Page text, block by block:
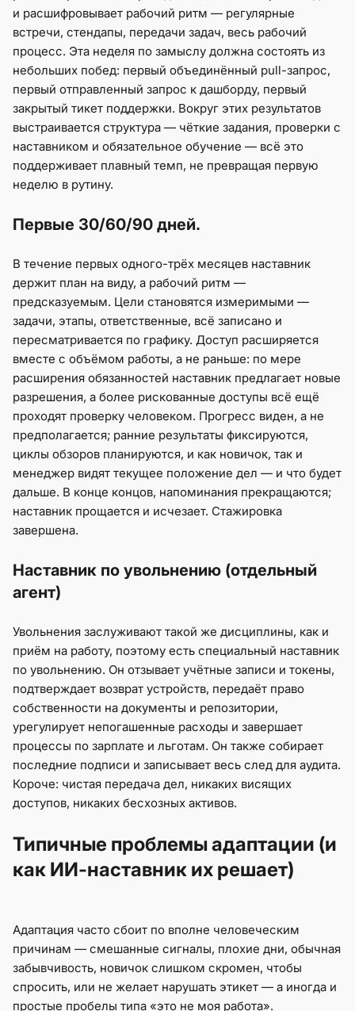
и расшифровывает рабочий ритм — регулярные
встречи, стендапы, передачи задач, весь рабочий
процесс. Эта неделя по замыслу должна состоять из
небольших побед: первый объединённый pull-запрос,
первый отправленный запрос к дашборду, первый
закрытый тикет поддержки. Вокруг этих результатов
выстраивается структура — чёткие задания, проверки с
наставником и обязательное обучение — всё это
поддерживает плавный темп, не превращая первую
неделю в рутину.
Первые 30/60/90 дней.
В течение первых одного-трёх месяцев наставник
держит план на виду, а рабочий ритм —
предсказуемым. Цели становятся измеримыми —
задачи, этапы, ответственные, всё записано и
пересматривается по графику. Доступ расширяется
вместе с объёмом работы, а не раньше: по мере
расширения обязанностей наставник предлагает новые
разрешения, а более рискованные доступы всё ещё
проходят проверку человеком. Прогресс виден, а не
предполагается; ранние результаты фиксируются,
циклы обзоров планируются, и как новичок, так и
менеджер видят текущее положение дел — и что будет
дальше. В конце концов, напоминания прекращаются;
наставник прощается и исчезает. Стажировка
завершена.
Наставник по увольнению (отдельный
агент)
Увольнения заслуживают такой же дисциплины, как и
приём на работу, поэтому есть специальный наставник
по увольнению. Он отзывает учётные записи и токены,
подтверждает возврат устройств, передаёт право
собственности на документы и репозитории,
урегулирует непогашенные расходы и завершает
процессы по зарплате и льготам. Он также собирает
последние подписи и записывает весь след для аудита.
Короче: чистая передача дел, никаких висящих
доступов, никаких бесхозных активов.
Типичные проблемы адаптации (и
как ИИ-наставник их решает)
Адаптация часто сбоит по вполне человеческим
причинам — смешанные сигналы, плохие дни, обычная
забывчивость, новичок слишком скромен, чтобы
спросить, или не желает нарушать этикет — а иногда и
простые пробелы типа «это не моя работа».